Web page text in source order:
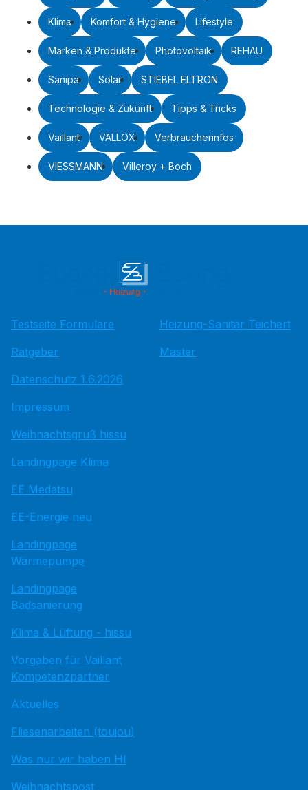
Klima Komfort & Hygiene Lifestyle
Marken & Produkte Photovoltaik REHAU
Sanipa Solar STIEBEL ELTRON
Technologie & Zukunft Tipps & Tricks
Vaillant VALLOX Verbraucherinfos
VIESSMANN Villeroy + Boch
Testseite Formulare
Ratgeber
Datenschutz 1.6.2026
Impressum
Weihnachtsgruß hissu
Landingpage Klima
EE Medatsu
EE-Energie neu
Landingpage
Wärmepumpe
Landingpage
Badsanierung
Klima & Lüftung - hissu
Vorgaben für Vaillant
Kompetenzpartner
Aktuelles
Fliesenarbeiten (toujou)
Was nur wir haben HI
Weihnachtspost
Heizung-Sanitär Teichert
Master